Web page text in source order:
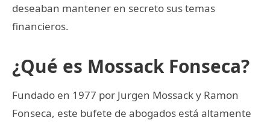
deseaban mantener en secreto sus temas
financieros.
¿Qué es Mossack Fonseca?
Fundado en 1977 por Jurgen Mossack y Ramon
Fonseca, este bufete de abogados está altamente